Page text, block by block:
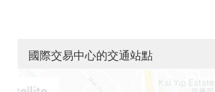
國際交易中心的交通站點